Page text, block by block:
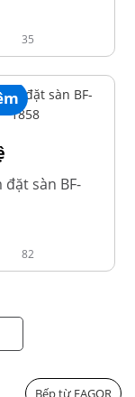
35
đặt sàn BF-
82
Bếp từ FAGOR